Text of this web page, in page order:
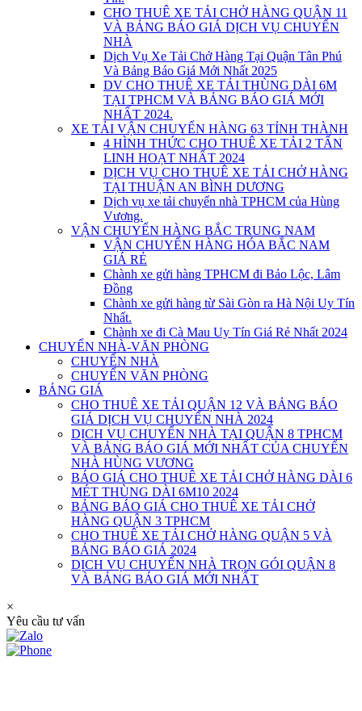
CHO THUÊ XE TẢI CHỞ HÀNG QUẬN 11
VÀ BẢNG BÁO GIÁ DỊCH VỤ CHUYỂN
NHÀ
Dịch Vụ Xe Tải Chở Hàng Tại Quận Tân Phú
Và Bảng Báo Giá Mới Nhất 2025
DV CHO THUÊ XE TẢI THÙNG DÀI 6M
TẠI TPHCM VÀ BẢNG BÁO GIÁ MỚI
NHẤT 2024.
XE TẢI VẬN CHUYỂN HÀNG 63 TỈNH THÀNH
4 HÌNH THỨC CHO THUÊ XE TẢI 2 TẤN
LINH HOẠT NHẤT 2024
DỊCH VỤ CHO THUÊ XE TẢI CHỞ HÀNG
TẠI THUẬN AN BÌNH DƯƠNG
Dịch vụ xe tải chuyển nhà TPHCM của Hùng
Vương.
VẬN CHUYỂN HÀNG BẮC TRUNG NAM
VẬN CHUYỂN HÀNG HÓA BẮC NAM
GIÁ RẺ
Chành xe gửi hàng TPHCM đi Bảo Lộc, Lâm
Đồng
Chành xe gửi hàng từ Sài Gòn ra Hà Nội Uy Tín
Nhất.
Chành xe đi Cà Mau Uy Tín Giá Rẻ Nhất 2024
CHUYỂN NHÀ-VĂN PHÒNG
CHUYỂN NHÀ
CHUYỂN VĂN PHÒNG
BẢNG GIÁ
CHO THUÊ XE TẢI QUẬN 12 VÀ BẢNG BÁO
GIÁ DỊCH VỤ CHUYỂN NHÀ 2024
DỊCH VỤ CHUYỂN NHÀ TẠI QUẬN 8 TPHCM
VÀ BẢNG BÁO GIÁ MỚI NHẤT CỦA CHUYỂN
NHÀ HÙNG VƯƠNG
BÁO GIÁ CHO THUÊ XE TẢI CHỞ HÀNG DÀI 6
MÉT THÙNG DÀI 6M10 2024
BẢNG BÁO GIÁ CHO THUÊ XE TẢI CHỞ
HÀNG QUẬN 3 TPHCM
CHO THUÊ XE TẢI CHỞ HÀNG QUẬN 5 VÀ
BẢNG BÁO GIÁ 2024
DỊCH VỤ CHUYỂN NHÀ TRỌN GÓI QUẬN 8
VÀ BẢNG BÁO GIÁ MỚI NHẤT
×
Yêu cầu tư vấn